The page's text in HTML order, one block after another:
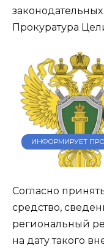
Прокуратура
ИНФОРМИРУЕТ
Согласно
средство,
региональный
на дату такого